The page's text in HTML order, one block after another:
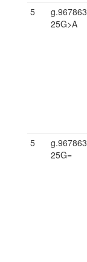
5
g.967863
25G>A
5
g.967863
25G=